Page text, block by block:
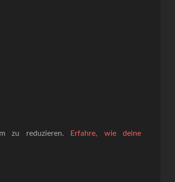
zu reduzieren.
Erfahre, wie deine